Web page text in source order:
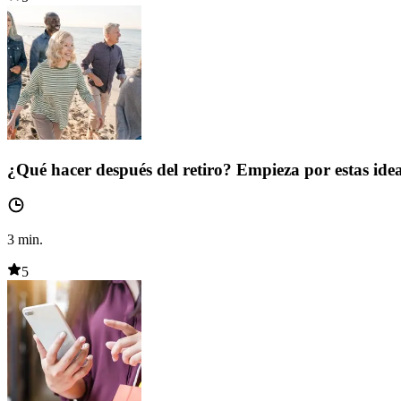
¿Qué hacer después del retiro? Empieza por estas
3 min.
5